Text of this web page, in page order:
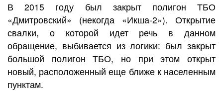
В 2015 году был закрыт полигон ТБО
«Дмитровский» (некогда «Икша-2»). Открытие
свалки, о которой идет речь в данном
обращение, выбивается из логики: был закрыт
большой полигон ТБО, но при этом открыт
новый, расположенный еще ближе к населенным
пунктам.